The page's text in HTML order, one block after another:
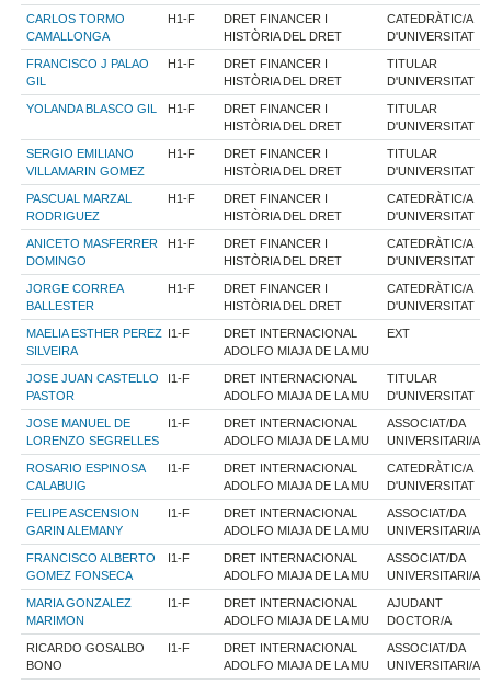
CARLOS TORMO
CAMALLONGA
H1-F
DRET FINANCER I
HISTÒRIA DEL DRET
CATEDRÀTIC/A
D'UNIVERSITAT
FRANCISCO J PALAO
GIL
H1-F
DRET FINANCER I
HISTÒRIA DEL DRET
TITULAR
D'UNIVERSITAT
YOLANDA BLASCO GIL H1-F
DRET FINANCER I
HISTÒRIA DEL DRET
TITULAR
D'UNIVERSITAT
SERGIO EMILIANO
VILLAMARIN GOMEZ
H1-F
DRET FINANCER I
HISTÒRIA DEL DRET
TITULAR
D'UNIVERSITAT
PASCUAL MARZAL
RODRIGUEZ
H1-F
DRET FINANCER I
HISTÒRIA DEL DRET
CATEDRÀTIC/A
D'UNIVERSITAT
ANICETO MASFERRER
DOMINGO
H1-F
DRET FINANCER I
HISTÒRIA DEL DRET
CATEDRÀTIC/A
D'UNIVERSITAT
JORGE CORREA
BALLESTER
H1-F
DRET FINANCER I
HISTÒRIA DEL DRET
CATEDRÀTIC/A
D'UNIVERSITAT
MAELIA ESTHER PEREZ
SILVEIRA
I1-F
DRET INTERNACIONAL
ADOLFO MIAJA DE LA MU
EXT
JOSE JUAN CASTELLO
PASTOR
I1-F
DRET INTERNACIONAL
ADOLFO MIAJA DE LA MU
TITULAR
D'UNIVERSITAT
JOSE MANUEL DE
LORENZO SEGRELLES
I1-F
DRET INTERNACIONAL
ADOLFO MIAJA DE LA MU
ASSOCIAT/DA
UNIVERSITARI/A
ROSARIO ESPINOSA
CALABUIG
I1-F
DRET INTERNACIONAL
ADOLFO MIAJA DE LA MU
CATEDRÀTIC/A
D'UNIVERSITAT
FELIPE ASCENSION
GARIN ALEMANY
I1-F
DRET INTERNACIONAL
ADOLFO MIAJA DE LA MU
ASSOCIAT/DA
UNIVERSITARI/A
FRANCISCO ALBERTO
GOMEZ FONSECA
I1-F
DRET INTERNACIONAL
ADOLFO MIAJA DE LA MU
ASSOCIAT/DA
UNIVERSITARI/A
MARIA GONZALEZ
MARIMON
I1-F
DRET INTERNACIONAL
ADOLFO MIAJA DE LA MU
AJUDANT
DOCTOR/A
RICARDO GOSALBO
BONO
I1-F
DRET INTERNACIONAL
ADOLFO MIAJA DE LA MU
ASSOCIAT/DA
UNIVERSITARI/A